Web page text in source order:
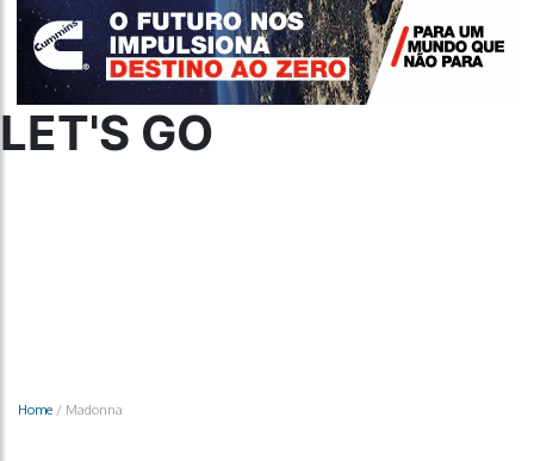
LET'S GO
Home / Madonna